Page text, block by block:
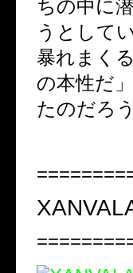
ちの中に
うとして
暴れまく
の本性だ
たのだろ